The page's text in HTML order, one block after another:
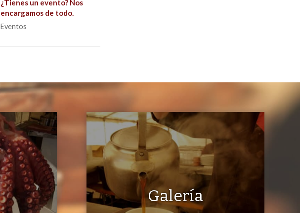
¿Tienes un evento? Nos
encargamos de todo.
Eventos
Galería